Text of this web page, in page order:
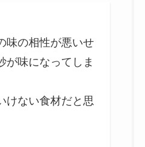
味の相性が悪いせ
が味になってしま
けない食材だと思